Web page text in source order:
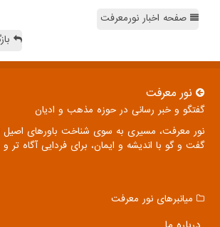
صفحه اخبار نورمعرفت
نور معرفت
گفتگو و خبر رسانی در حوزه مذهب و ادیان
نور معرفت، مسیری به سوی شناخت باورهای اصیل
گفت و گو با اندیشه و ایمان، برای فردایی آگاه تر
میانبرهای نور معرفت